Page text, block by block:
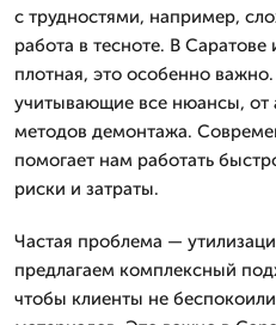
с трудностями, например,
работа в тесноте. В Саратове
плотная, это особенно
учитывающие все нюансы, от
методов демонтажа.
помогает нам работать
риски и затраты.
Частая проблема —
предлагаем комплексный
чтобы клиенты не